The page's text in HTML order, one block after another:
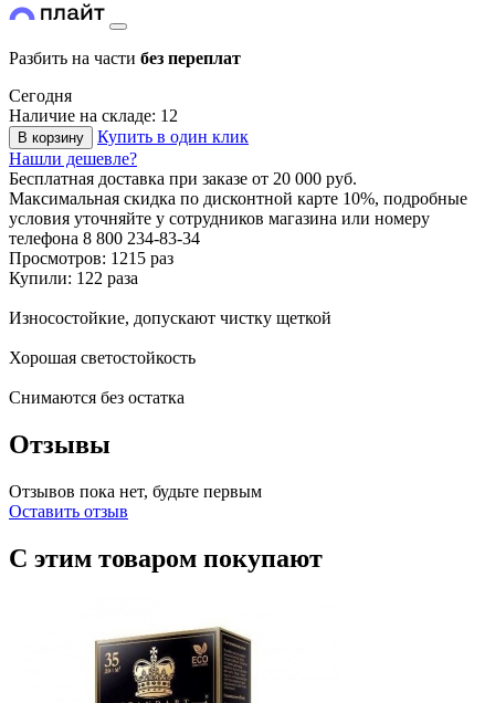
Разбить на части без переплат
Сегодня
Наличие на складе: 12
В корзину
Купить в один клик
Нашли дешевле?
Бесплатная доставка при заказе от 20 000 руб.
Максимальная скидка по дисконтной карте 10%, подробные
условия уточняйте у сотрудников магазина или номеру
телефона 8 800 234-83-34
Просмотров: 1215 раз
Купили: 122 раза
Износостойкие, допускают чистку щеткой
Хорошая светостойкость
Снимаются без остатка
Отзывы
Отзывов пока нет, будьте первым
Оставить отзыв
С этим товаром покупают